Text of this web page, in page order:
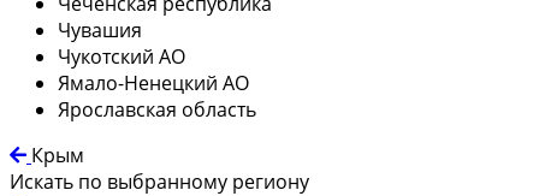
Чувашия
Чукотский АО
Ямало-Ненецкий АО
Ярославская область
Крым
Искать по выбранному региону